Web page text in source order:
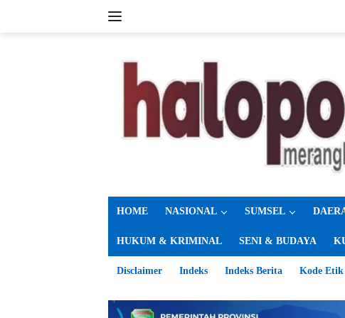
HOME NASIONAL SUMSEL
HUKUM & KRIMINAL SENI & BUDAYA
Disclaimer Indeks Indeks Berita Kode Etik